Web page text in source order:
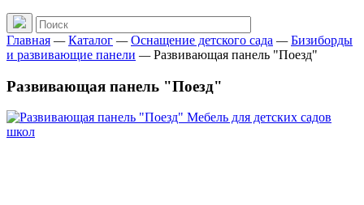
Главная —Каталог —Оснащение детского сада —Бизиборды
и развивающие панели —Развивающая панель "Поезд"
Развивающая панель "Поезд"